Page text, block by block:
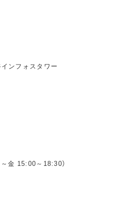
ンフォスタワー
金 15:00～18:30）